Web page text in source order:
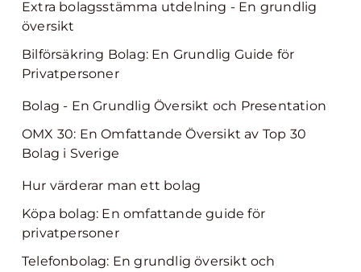
Extra bolagsstämma utdelning - En grundlig
översikt
Bilförsäkring Bolag: En Grundlig Guide för
Privatpersoner
Bolag - En Grundlig Översikt och Presentation
OMX 30: En Omfattande Översikt av Top 30
Bolag i Sverige
Hur värderar man ett bolag
Köpa bolag: En omfattande guide för
privatpersoner
Telefonbolag: En grundlig översikt och